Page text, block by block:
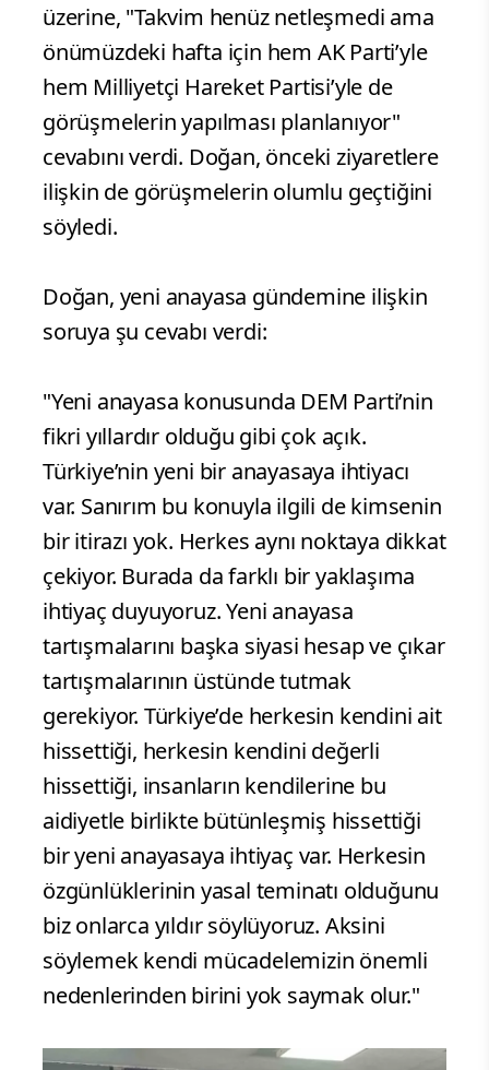
üzerine, "Takvim henüz netleşmedi ama
önümüzdeki hafta için hem AK Parti’yle
hem Milliyetçi Hareket Partisi’yle de
görüşmelerin yapılması planlanıyor"
cevabını verdi. Doğan, önceki ziyaretlere
ilişkin de görüşmelerin olumlu geçtiğini
söyledi.
Doğan, yeni anayasa gündemine ilişkin
soruya şu cevabı verdi:
"Yeni anayasa konusunda DEM Parti’nin
fikri yıllardır olduğu gibi çok açık.
Türkiye’nin yeni bir anayasaya ihtiyacı
var. Sanırım bu konuyla ilgili de kimsenin
bir itirazı yok. Herkes aynı noktaya dikkat
çekiyor. Burada da farklı bir yaklaşıma
ihtiyaç duyuyoruz. Yeni anayasa
tartışmalarını başka siyasi hesap ve çıkar
tartışmalarının üstünde tutmak
gerekiyor. Türkiye’de herkesin kendini ait
hissettiği, herkesin kendini değerli
hissettiği, insanların kendilerine bu
aidiyetle birlikte bütünleşmiş hissettiği
bir yeni anayasaya ihtiyaç var. Herkesin
özgünlüklerinin yasal teminatı olduğunu
biz onlarca yıldır söylüyoruz. Aksini
söylemek kendi mücadelemizin önemli
nedenlerinden birini yok saymak olur."